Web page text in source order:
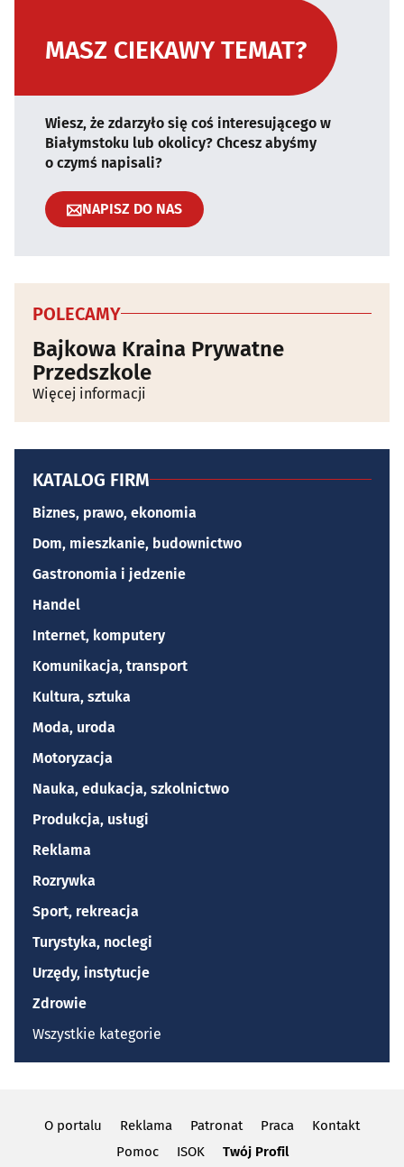
MASZ CIEKAWY TEMAT?
Wiesz, że zdarzyło się coś interesującego w
Białymstoku lub okolicy? Chcesz abyśmy
o czymś napisali?
NAPISZ DO NAS
POLECAMY
Bajkowa Kraina Prywatne
Przedszkole
Więcej informacji
KATALOG FIRM
Biznes, prawo, ekonomia
Dom, mieszkanie, budownictwo
Gastronomia i jedzenie
Handel
Internet, komputery
Komunikacja, transport
Kultura, sztuka
Moda, uroda
Motoryzacja
Nauka, edukacja, szkolnictwo
Produkcja, usługi
Reklama
Rozrywka
Sport, rekreacja
Turystyka, noclegi
Urzędy, instytucje
Zdrowie
Wszystkie kategorie
O portalu Reklama Patronat Praca
Kontakt
Pomoc
ISOK Twój Profil